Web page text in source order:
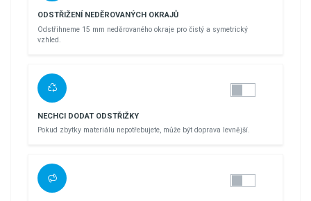
ODSTŘIŽENÍ NEDĚROVANÝCH OKRAJŮ
Odstřihneme 15 mm neděrovaného okraje pro čistý a symetrický
vzhled.
NECHCI DODAT ODSTŘIŽKY
Pokud zbytky materiálu nepotřebujete, může být doprava levnější.